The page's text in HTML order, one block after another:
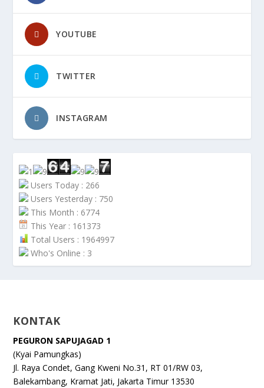
YOUTUBE
TWITTER
INSTAGRAM
Users Today : 266
Users Yesterday : 750
This Month : 6774
This Year : 161373
Total Users : 1964997
Who's Online : 3
KONTAK
PEGURON SAPUJAGAD 1
(Kyai Pamungkas)
Jl. Raya Condet, Gang Kweni No.31, RT 01/RW 03,
Balekambang, Kramat Jati, Jakarta Timur 13530